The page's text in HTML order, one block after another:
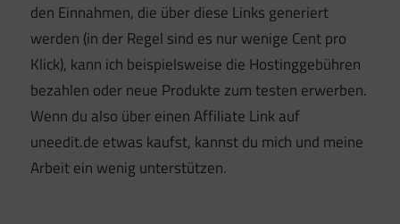
den Einnahmen, die über diese Links generiert
werden (in der Regel sind es nur wenige Cent pro
Klick), kann ich beispielsweise die Hostinggebühren
bezahlen oder neue Produkte zum testen erwerben.
Wenn du also über einen Affiliate Link auf
uneedit.de etwas kaufst, kannst du mich und meine
Arbeit ein wenig unterstützen.